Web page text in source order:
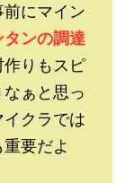
にマイン
ンの調達
りもスピ
ぁと思っ
クラでは
要だよ